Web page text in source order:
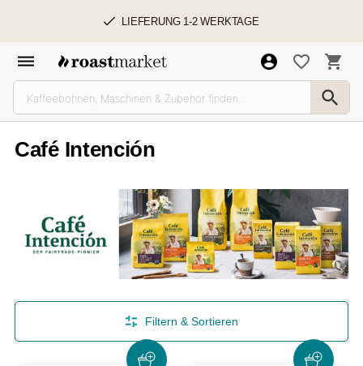
LIEFERUNG 1-2 WERKTAGE
Café Intención
Filtern & Sortieren